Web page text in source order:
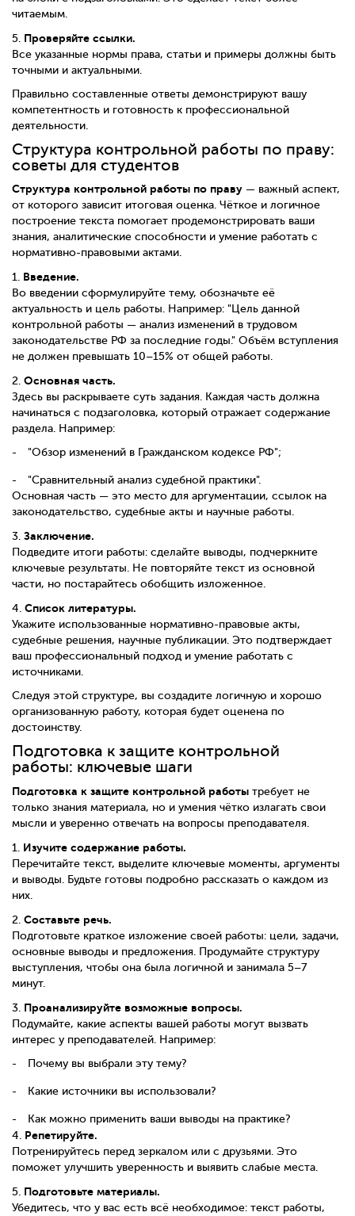
читаемым.
5. Проверяйте ссылки.
Все указанные нормы права, статьи и примеры должны быть
точными и актуальными.
Правильно составленные ответы демонстрируют вашу
компетентность и готовность к профессиональной
деятельности.
Структура контрольной работы по праву:
советы для студентов
Структура контрольной работы по праву — важный аспект,
от которого зависит итоговая оценка. Чёткое и логичное
построение текста помогает продемонстрировать ваши
знания, аналитические способности и умение работать с
нормативно-правовыми актами.
1. Введение.
Во введении сформулируйте тему, обозначьте её
актуальность и цель работы. Например: "Цель данной
контрольной работы — анализ изменений в трудовом
законодательстве РФ за последние годы." Объём вступления
не должен превышать 10–15% от общей работы.
2. Основная часть.
Здесь вы раскрываете суть задания. Каждая часть должна
начинаться с подзаголовка, который отражает содержание
раздела. Например:
"Обзор изменений в Гражданском кодексе РФ";
"Сравнительный анализ судебной практики".
Основная часть — это место для аргументации, ссылок на
законодательство, судебные акты и научные работы.
3. Заключение.
Подведите итоги работы: сделайте выводы, подчеркните
ключевые результаты. Не повторяйте текст из основной
части, но постарайтесь обобщить изложенное.
4. Список литературы.
Укажите использованные нормативно-правовые акты,
судебные решения, научные публикации. Это подтверждает
ваш профессиональный подход и умение работать с
источниками.
Следуя этой структуре, вы создадите логичную и хорошо
организованную работу, которая будет оценена по
достоинству.
Подготовка к защите контрольной
работы: ключевые шаги
Подготовка к защите контрольной работы требует не
только знания материала, но и умения чётко излагать свои
мысли и уверенно отвечать на вопросы преподавателя.
1. Изучите содержание работы.
Перечитайте текст, выделите ключевые моменты, аргументы
и выводы. Будьте готовы подробно рассказать о каждом из
них.
2. Составьте речь.
Подготовьте краткое изложение своей работы: цели, задачи,
основные выводы и предложения. Продумайте структуру
выступления, чтобы она была логичной и занимала 5–7
минут.
3. Проанализируйте возможные вопросы.
Подумайте, какие аспекты вашей работы могут вызвать
интерес у преподавателей. Например:
Почему вы выбрали эту тему?
Какие источники вы использовали?
Как можно применить ваши выводы на практике?
4. Репетируйте.
Потренируйтесь перед зеркалом или с друзьями. Это
поможет улучшить уверенность и выявить слабые места.
5. Подготовьте материалы.
Убедитесь, что у вас есть всё необходимое: текст работы,